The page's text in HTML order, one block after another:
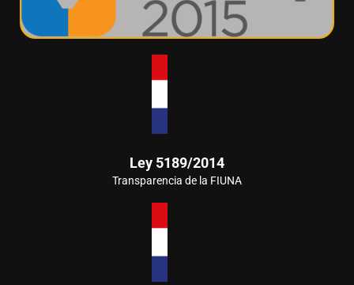
Ley 5189/2014
Transparencia de la FIUNA